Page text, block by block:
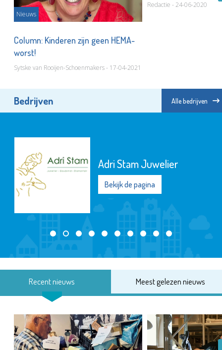
Nieuws
Column: Kinderen zijn geen HEMA-
worst!
Sytske van Rooijen-Schoenmakers - 17-04-2021
Redactie - 24-06-2020
Bedrijven Alle bedrijven
Adri Stam Juwelier
Bekijk de pagina
Recent nieuws Meest gelezen nieuws